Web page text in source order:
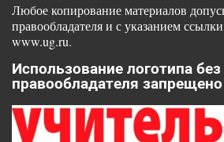
Любое копирование материалов
правообладателя и с указанием
www.ug.ru.
Использование логотипа без
правообладателя